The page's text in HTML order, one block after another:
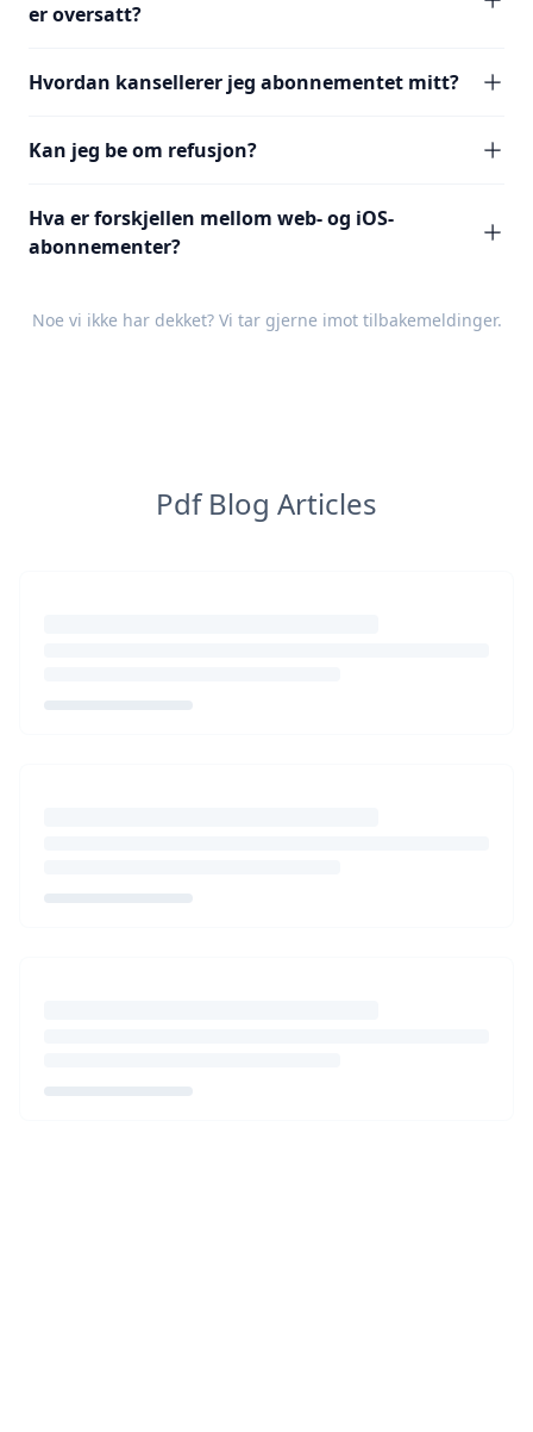
er oversatt?
Hvordan kansellerer jeg abonnementet mitt?
Kan jeg be om refusjon?
Hva er forskjellen mellom web- og iOS-
abonnementer?
Noe vi ikke har dekket? Vi tar gjerne imot tilbakemeldinger.
Pdf Blog Articles